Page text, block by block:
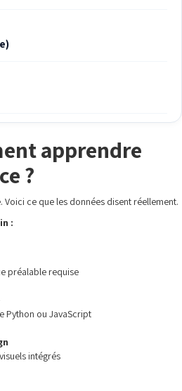
apprendre
?
Voici ce que les données disent réellement.
:
préalable requise
Python ou JavaScript
intégrés